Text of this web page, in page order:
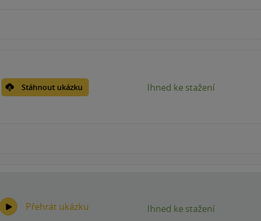
Stáhnout ukázku Ihned ke stažení
Přehrát ukázku Ihned ke stažení